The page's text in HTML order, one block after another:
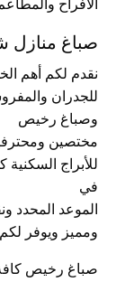
الأفراح
صباغ منازل
نقدم لكم أهم
للجدران
وصباغ رخيص
مختصين
للأبراج
في
الموعد
ومميز ويوفر
صباغ رخيص